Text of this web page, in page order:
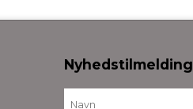
Nyhedstilmelding